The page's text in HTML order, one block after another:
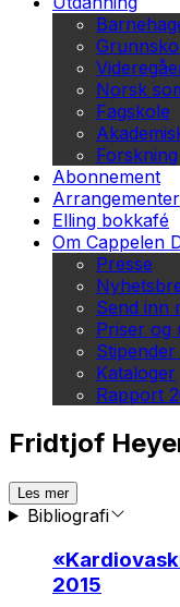
Norsk
Fagskole
Forskning
Abonnement
Arrangementer
Elling bokkafé
Om Cappelen
Presse
Send inn
Priser og
Kataloger
Rapport
Fridtjof
Les mer
Bibliografi
«
2015